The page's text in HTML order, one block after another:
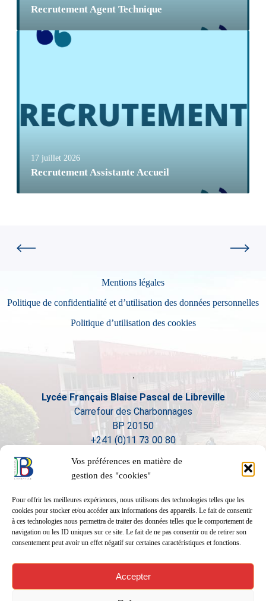
Vos préférences en matière de
gestion des "cookies"
Pour offrir les meilleures expériences, nous utilisons des technologies telles que les
cookies pour stocker et/ou accéder aux informations des appareils. Le fait de consentir
à ces technologies nous permettra de traiter des données telles que le comportement de
navigation ou les ID uniques sur ce site. Le fait de ne pas consentir ou de retirer son
consentement peut avoir un effet négatif sur certaines caractéristiques et fonctions.
Accepter
Recrutement Agent Technique
17 juillet 2026
Recrutement Assistante Accueil
Mentions légales
Politique de confidentialité et d’utilisation des données personnelles
Politique d’utilisation des cookies
Lycée Français Blaise Pascal de Libreville
Carrefour des Charbonnages
BP 20150
+241 (0)11 73 00 80